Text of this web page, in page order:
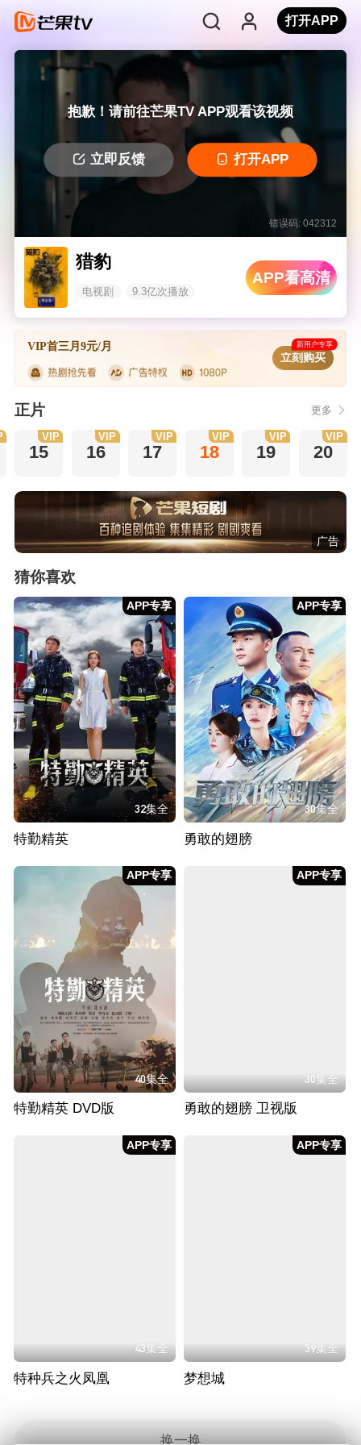
打开APP
抱歉！请前往芒果TV APP观看该视频
立即反馈 打开APP
错误码: 042312
猎豹
电视剧 9.3亿次播放
APP看高清
VIP首三月9元/月 新用户专享
立刻购买
正片 更多
15
VIP
16
VIP
17
VIP
18
VIP
19
VIP
20
VIP
广告
猜你喜欢
APP专享
32集全
特勤精英
APP专享
30集全
勇敢的翅膀
APP专享
40集全
特勤精英 DVD版
APP专享
30集全
勇敢的翅膀 卫视版
APP专享
43集全
特种兵之火凤凰
APP专享
39集全
梦想城
换一换